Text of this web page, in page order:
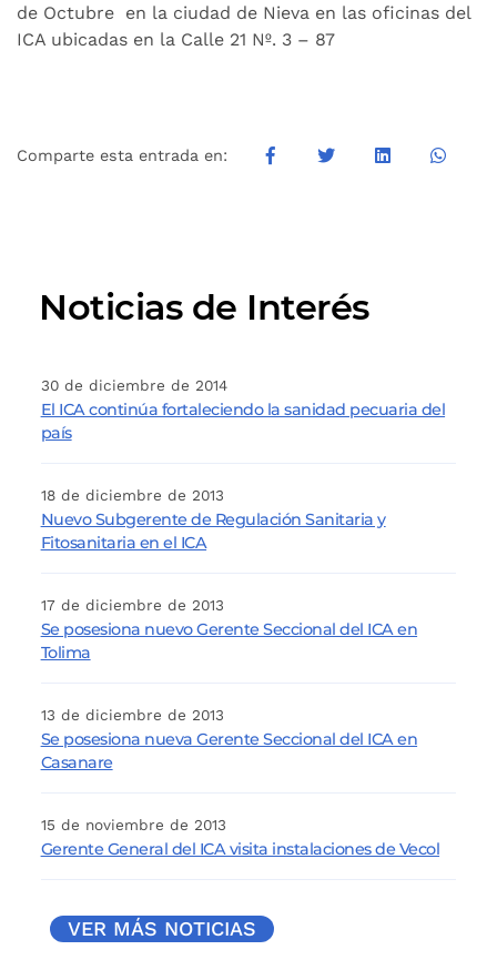
de Octubre en la ciudad de Nieva en las oficinas del
ICA ubicadas en la Calle 21 Nº. 3 – 87
Comparte esta entrada en:
Noticias de Interés
30 de diciembre de 2014
El ICA continúa fortaleciendo la sanidad pecuaria del
país
18 de diciembre de 2013
Nuevo Subgerente de Regulación Sanitaria y
Fitosanitaria en el ICA
17 de diciembre de 2013
Se posesiona nuevo Gerente Seccional del ICA en
Tolima
13 de diciembre de 2013
Se posesiona nueva Gerente Seccional del ICA en
Casanare
15 de noviembre de 2013
Gerente General del ICA visita instalaciones de Vecol
VER MÁS NOTICIAS